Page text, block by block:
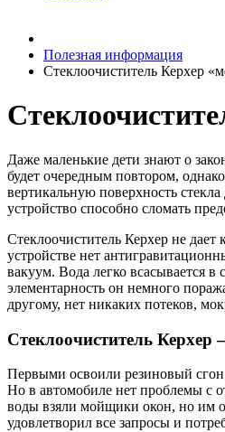
Полезная информация
Стеклоочиститель Керхер
Даже маленькие дети знают о
будет очередным повтором,
вертикальную поверхность
устройство способно сломать
Стеклоочиститель Керхер не
устройстве нет
вакуум. Вода легко всасывается
элементарность он немного
другому, нет никаких потеков,
Стеклоочиститель Керхер
Первыми освоили резиновый сгон
Но в автомобиле нет проблемы с
воды взяли мойщики окон, но им
удовлетворил все запросы и